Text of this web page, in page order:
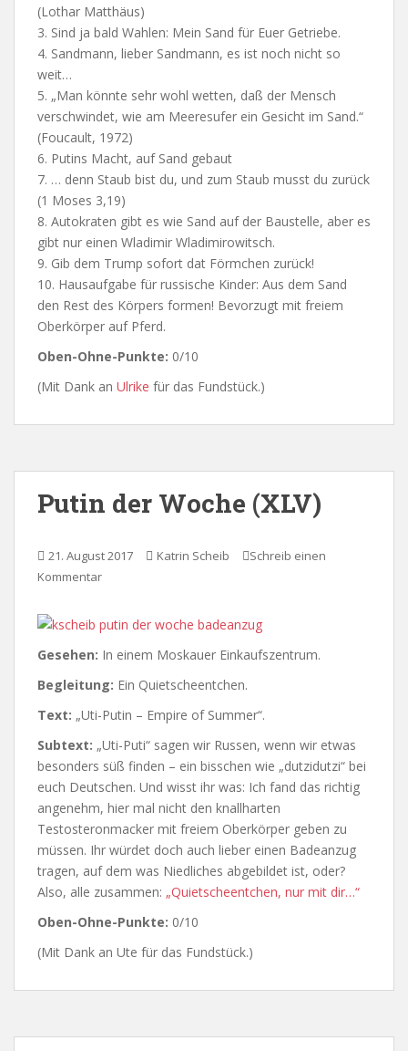
(Lothar Matthäus)
3. Sind ja bald Wahlen: Mein Sand für Euer Getriebe.
4. Sandmann, lieber Sandmann, es ist noch nicht so
weit…
5. „Man könnte sehr wohl wetten, daß der Mensch
verschwindet, wie am Meeresufer ein Gesicht im Sand.“
(Foucault, 1972)
6. Putins Macht, auf Sand gebaut
7. … denn Staub bist du, und zum Staub musst du zurück
(1 Moses 3,19)
8. Autokraten gibt es wie Sand auf der Baustelle, aber es
gibt nur einen Wladimir Wladimirowitsch.
9. Gib dem Trump sofort dat Förmchen zurück!
10. Hausaufgabe für russische Kinder: Aus dem Sand
den Rest des Körpers formen! Bevorzugt mit freiem
Oberkörper auf Pferd.
Oben-Ohne-Punkte: 0/10
(Mit Dank an Ulrike für das Fundstück.)
Putin der Woche (XLV)
21. August 2017 Katrin Scheib
Schreib einen
Kommentar
Gesehen: In einem Moskauer Einkaufszentrum.
Begleitung: Ein Quietscheentchen.
Text: „Uti-Putin – Empire of Summer“.
Subtext: „Uti-Puti“ sagen wir Russen, wenn wir etwas
besonders süß finden – ein bisschen wie „dutzidutzi“ bei
euch Deutschen. Und wisst ihr was: Ich fand das richtig
angenehm, hier mal nicht den knallharten
Testosteronmacker mit freiem Oberkörper geben zu
müssen. Ihr würdet doch auch lieber einen Badeanzug
tragen, auf dem was Niedliches abgebildet ist, oder?
Also, alle zusammen: „Quietscheentchen, nur mit dir…“
Oben-Ohne-Punkte: 0/10
(Mit Dank an Ute für das Fundstück.)